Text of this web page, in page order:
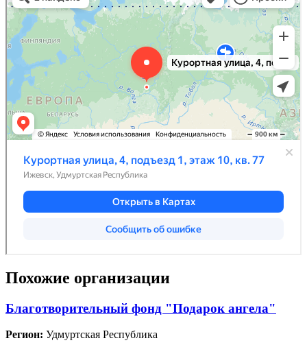
Похожие организации
Благотворительный фонд "Подарок ангела"
Регион: Удмуртская Республика